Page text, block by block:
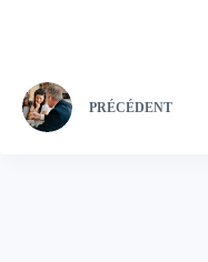
PRÉCÉDENT